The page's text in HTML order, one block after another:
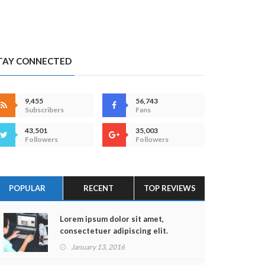
CONNECTED
9,455
Subscribers
56,743
Fans
43,501
Followers
35,003
Followers
POPULAR RECENT TOP REVIEWS
Lorem ipsum dolor sit amet,
consectetuer adipiscing elit.
January 13, 2016